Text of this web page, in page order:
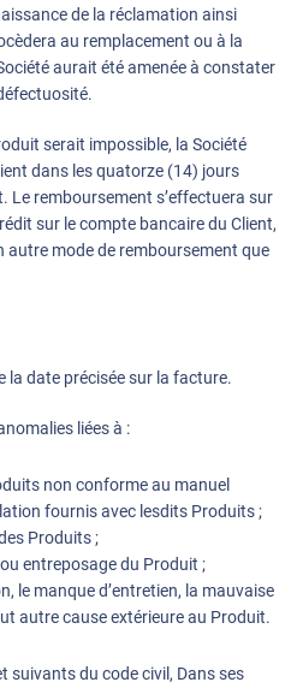
de la réclamation ainsi
au remplacement ou à la
aurait été amenée à constater
serait impossible, la Société
dans les quatorze (14) jours
Le remboursement s’effectuera sur
sur le compte bancaire du Client,
autre mode de remboursement que
la date précisée sur la facture.
liées à :
non conforme au manuel
fournis avec lesdits Produits ;
Produits ;
entreposage du Produit ;
le manque d’entretien, la mauvaise
autre cause extérieure au Produit.
suivants du code civil, Dans ses